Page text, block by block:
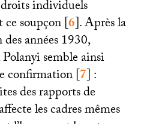
individuels
soupçon[6]. Après la
années 1930,
semble ainsi
confirmation[7]:
des rapports de
les cadres mêmes